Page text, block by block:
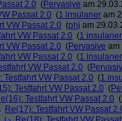
2.0 (Pervasive am
Passat 2.0 (1 insulaner am
VW Passat 2.0 (phj am
VW Passat 2.0 (1 insulaner
VW Passat 2.0 (Pervasive am
VW Passat 2.0 (1 insulaner
VW Passat 2.0 (
Testfahrt VW Passat 2.0 (1
Testfahrt VW Passat 2.0 (
Testfahrt VW Passat 2.0 (
Re(17): Testfahrt VW Passat